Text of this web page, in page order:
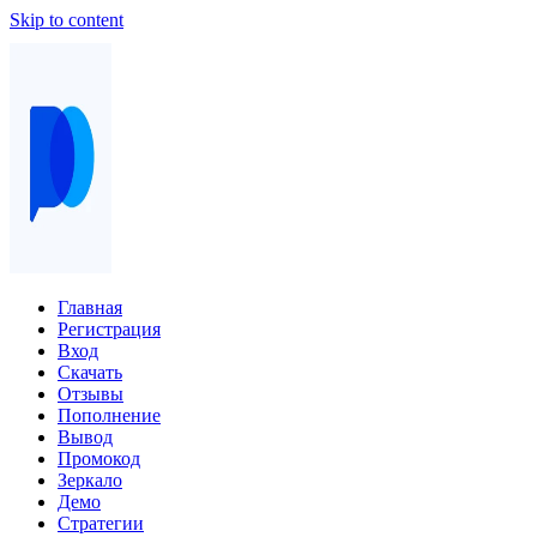
Skip to content
Главная
Регистрация
Вход
Скачать
Отзывы
Пополнение
Вывод
Промокод
Зеркало
Демо
Стратегии